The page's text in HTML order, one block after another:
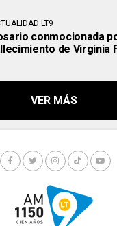
LT9
conmocionada
de Virginia